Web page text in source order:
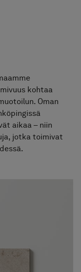
kohtaa
Oman
aikaa – niin
jotka toimivat